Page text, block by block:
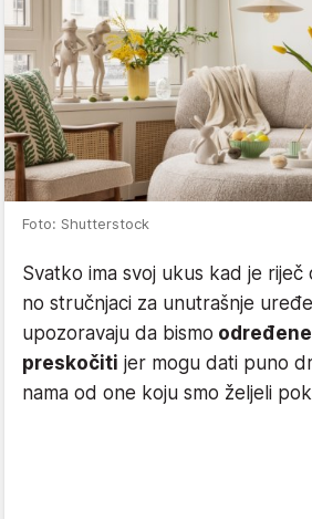
Foto: Shutterstock
Svatko ima svoj ukus kad je riječ
no stručnjaci za unutrašnje
upozoravaju da bismo
preskočiti jer mogu dati puno
nama od one koju smo željeli